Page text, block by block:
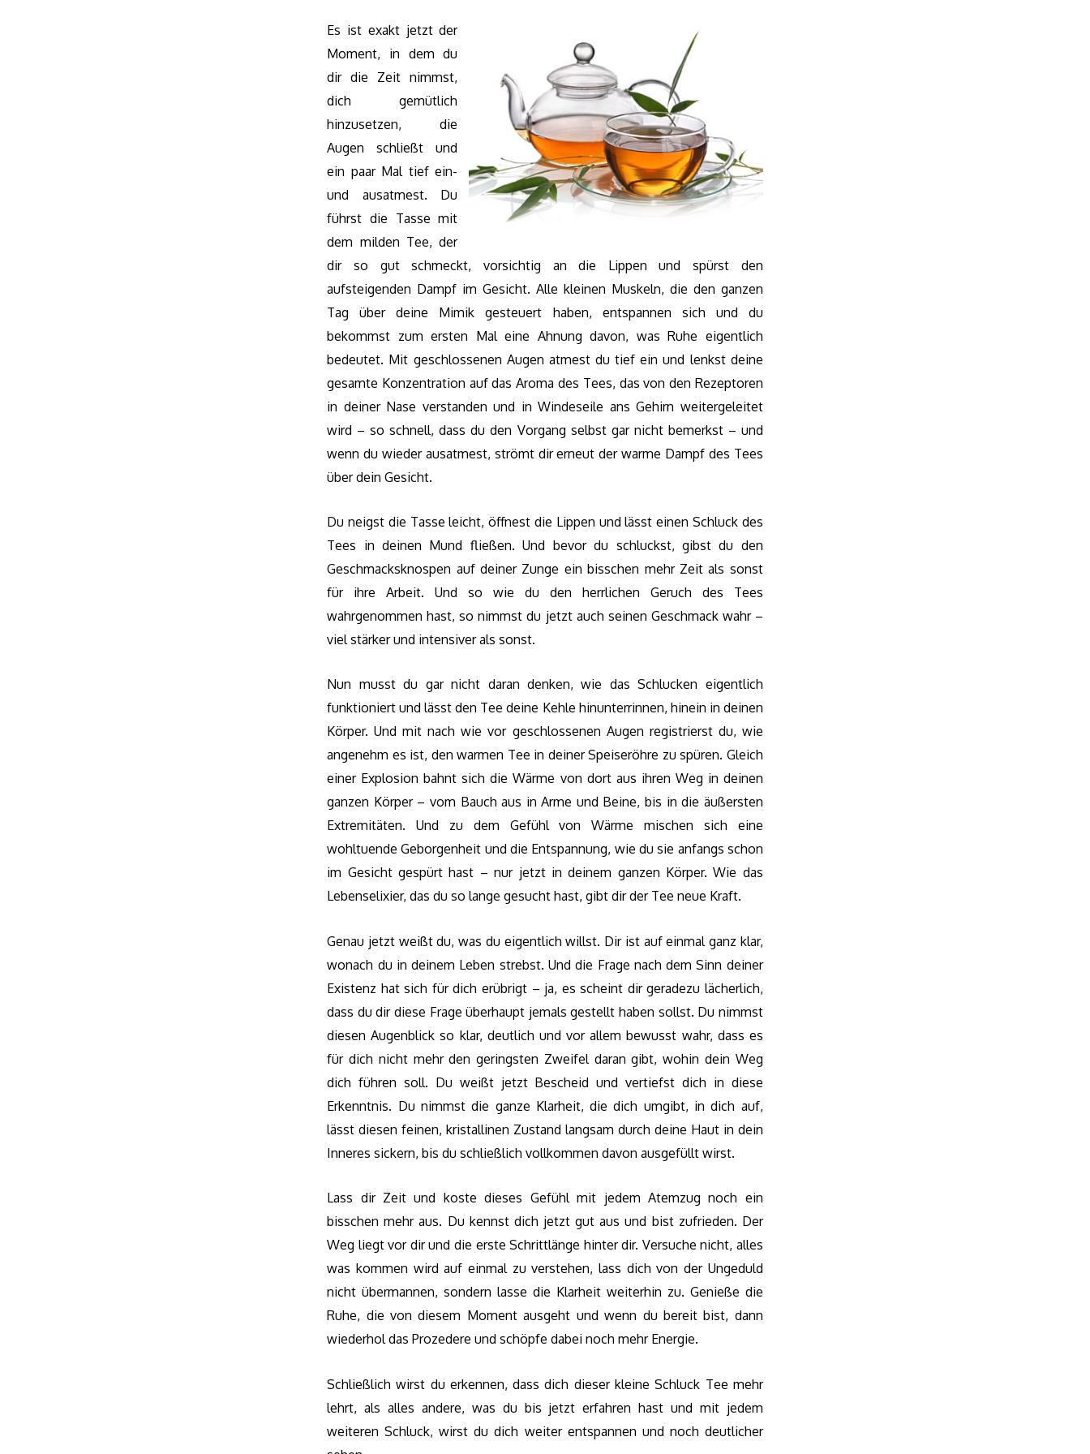
Es ist exakt jetzt der
Moment, in dem du
dir die Zeit nimmst,
dich gemütlich
hinzusetzen, die
Augen schließt und
ein paar Mal tief ein-
und ausatmest. Du
führst die Tasse mit
dem milden Tee, der
dir so gut schmeckt, vorsichtig an die Lippen und spürst den
aufsteigenden Dampf im Gesicht. Alle kleinen Muskeln, die den ganzen
Tag über deine Mimik gesteuert haben, entspannen sich und du
bekommst zum ersten Mal eine Ahnung davon, was Ruhe eigentlich
bedeutet. Mit geschlossenen Augen atmest du tief ein und lenkst deine
gesamte Konzentration auf das Aroma des Tees, das von den Rezeptoren
in deiner Nase verstanden und in Windeseile ans Gehirn weitergeleitet
wird – so schnell, dass du den Vorgang selbst gar nicht bemerkst – und
wenn du wieder ausatmest, strömt dir erneut der warme Dampf des Tees
über dein Gesicht.
Du neigst die Tasse leicht, öffnest die Lippen und lässt einen Schluck des
Tees in deinen Mund fließen. Und bevor du schluckst, gibst du den
Geschmacksknospen auf deiner Zunge ein bisschen mehr Zeit als sonst
für ihre Arbeit. Und so wie du den herrlichen Geruch des Tees
wahrgenommen hast, so nimmst du jetzt auch seinen Geschmack wahr –
viel stärker und intensiver als sonst.
Nun musst du gar nicht daran denken, wie das Schlucken eigentlich
funktioniert und lässt den Tee deine Kehle hinunterrinnen, hinein in deinen
Körper. Und mit nach wie vor geschlossenen Augen registrierst du, wie
angenehm es ist, den warmen Tee in deiner Speiseröhre zu spüren. Gleich
einer Explosion bahnt sich die Wärme von dort aus ihren Weg in deinen
ganzen Körper – vom Bauch aus in Arme und Beine, bis in die äußersten
Extremitäten. Und zu dem Gefühl von Wärme mischen sich eine
wohltuende Geborgenheit und die Entspannung, wie du sie anfangs schon
im Gesicht gespürt hast – nur jetzt in deinem ganzen Körper. Wie das
Lebenselixier, das du so lange gesucht hast, gibt dir der Tee neue Kraft.
Genau jetzt weißt du, was du eigentlich willst. Dir ist auf einmal ganz klar,
wonach du in deinem Leben strebst. Und die Frage nach dem Sinn deiner
Existenz hat sich für dich erübrigt – ja, es scheint dir geradezu lächerlich,
dass du dir diese Frage überhaupt jemals gestellt haben sollst. Du nimmst
diesen Augenblick so klar, deutlich und vor allem bewusst wahr, dass es
für dich nicht mehr den geringsten Zweifel daran gibt, wohin dein Weg
dich führen soll. Du weißt jetzt Bescheid und vertiefst dich in diese
Erkenntnis. Du nimmst die ganze Klarheit, die dich umgibt, in dich auf,
lässt diesen feinen, kristallinen Zustand langsam durch deine Haut in dein
Inneres sickern, bis du schließlich vollkommen davon ausgefüllt wirst.
Lass dir Zeit und koste dieses Gefühl mit jedem Atemzug noch ein
bisschen mehr aus. Du kennst dich jetzt gut aus und bist zufrieden. Der
Weg liegt vor dir und die erste Schrittlänge hinter dir. Versuche nicht, alles
was kommen wird auf einmal zu verstehen, lass dich von der Ungeduld
nicht übermannen, sondern lasse die Klarheit weiterhin zu. Genieße die
Ruhe, die von diesem Moment ausgeht und wenn du bereit bist, dann
wiederhol das Prozedere und schöpfe dabei noch mehr Energie.
Schließlich wirst du erkennen, dass dich dieser kleine Schluck Tee mehr
lehrt, als alles andere, was du bis jetzt erfahren hast und mit jedem
weiteren Schluck, wirst du dich weiter entspannen und noch deutlicher